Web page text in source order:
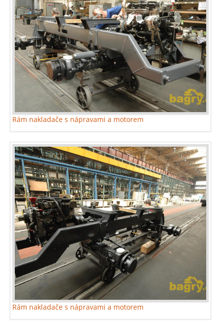
Rám nakladače s nápravami a motorem
Rám nakladače s nápravami a motorem